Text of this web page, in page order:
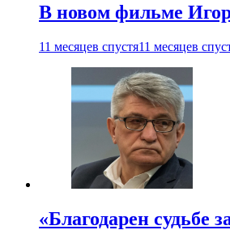
В новом фильме
11 месяцев спустя11 месяцев
«Благодарен судьбе